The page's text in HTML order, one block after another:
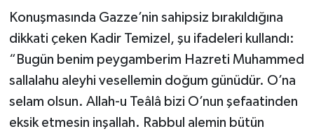
Konuşmasında Gazze’nin sahipsiz bırakıldığına
dikkati çeken Kadir Temizel, şu ifadeleri kullandı:
“Bugün benim peygamberim Hazreti Muhammed
sallalahu aleyhi vesellemin doğum günüdür. O’na
selam olsun. Allah-u Teâlâ bizi O’nun şefaatinden
eksik etmesin inşallah. Rabbul alemin bütün